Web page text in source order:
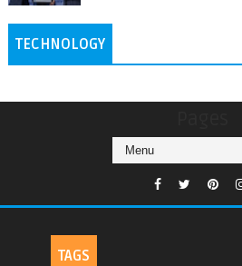
TECHNOLOGY
TAGS